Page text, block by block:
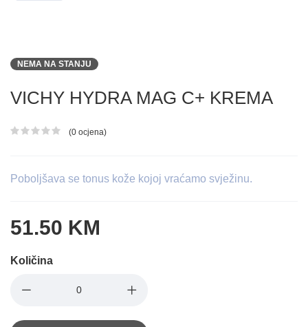
NEMA NA STANJU
VICHY HYDRA MAG C+ KREMA
Ocjena proizvoda
(0 ocjena)
Poboljšava se tonus kože kojoj vraćamo svježinu.
51.50 KM
Količina